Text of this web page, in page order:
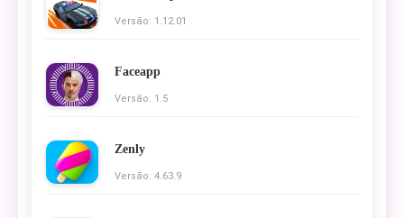
Versão: 1.12.01
Faceapp
Versão: 1.5
Zenly
Versão: 4.63.9